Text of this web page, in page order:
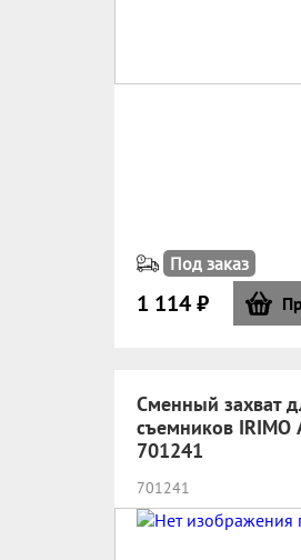
Под заказ
1 114 ₽
Сменный захват
съемников IRIMO
701241
701241